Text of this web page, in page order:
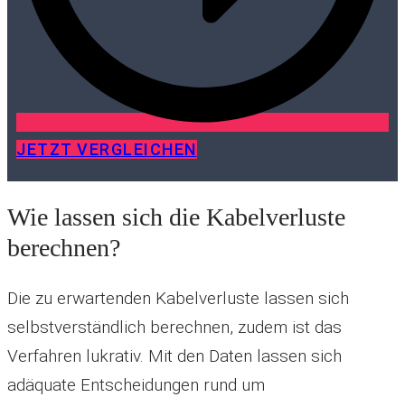
JETZT VERGLEICHEN
Wie lassen sich die Kabelverluste
berechnen?
Die zu erwartenden Kabelverluste lassen sich
selbstverständlich berechnen, zudem ist das
Verfahren lukrativ. Mit den Daten lassen sich
adäquate Entscheidungen rund um